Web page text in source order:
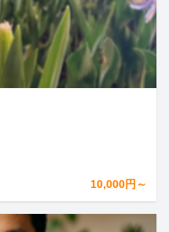
10,000円～